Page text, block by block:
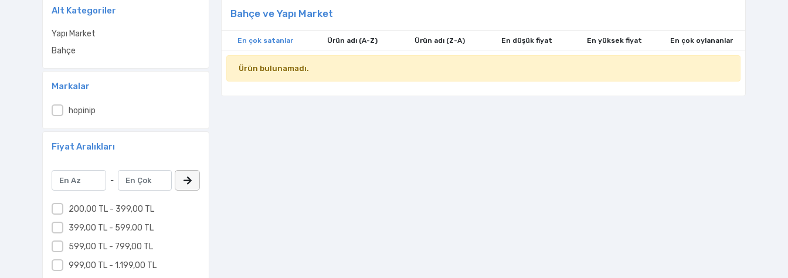
Alt Kategoriler
Yapı Market
Bahçe
Markalar
hopinip
Fiyat Aralıkları
-
200,00 TL - 399,00 TL
399,00 TL - 599,00 TL
599,00 TL - 799,00 TL
999,00 TL - 1.199,00 TL
Bahçe ve Yapı Market
En çok satanlar Ürün adı (A-Z) Ürün adı (Z-A) En düşük fiyat En yüksek fiyat En çok oylananlar
Ürün bulunamadı.